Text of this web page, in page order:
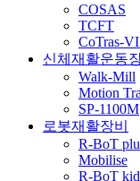
COSAS
TCFT
CoTras-
신체재활운동장
Walk-Mill
Motion
SP-1100M
로봇재활장비
R-BoT
Mobilise
R-BoT